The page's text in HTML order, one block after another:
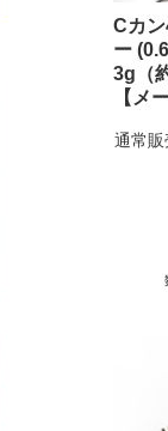
Cカ
ー
3g（
【メ
通常販